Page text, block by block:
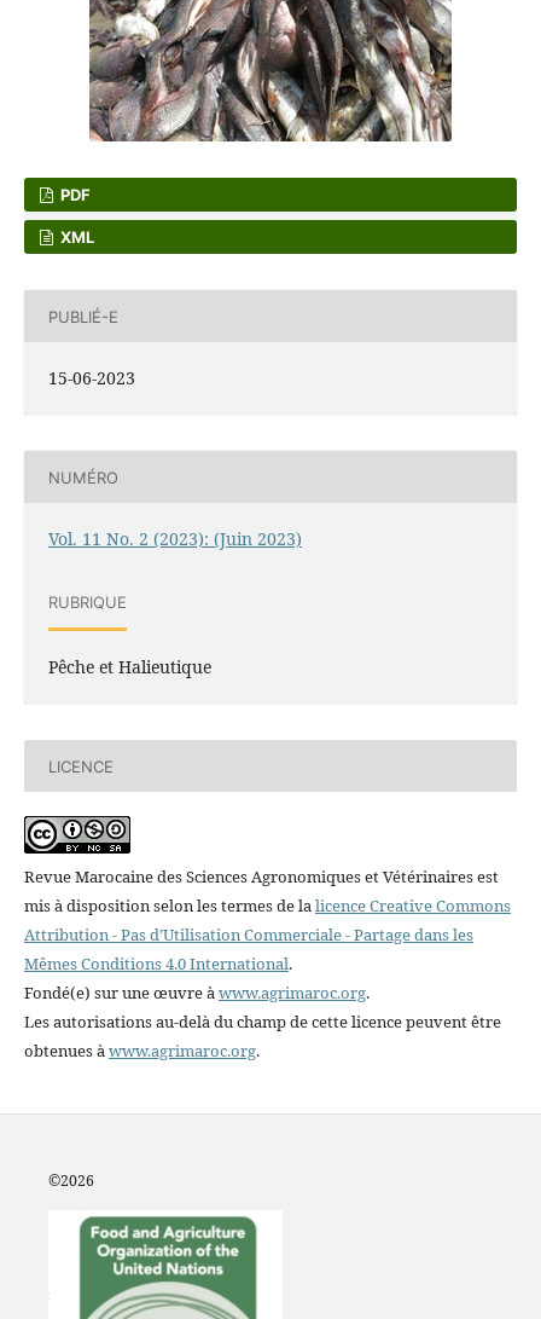
PDF
XML
PUBLIÉ-E
15-06-2023
NUMÉRO
Vol. 11 No. 2 (2023): (Juin 2023)
RUBRIQUE
Pêche et Halieutique
LICENCE
Revue Marocaine des Sciences Agronomiques et Vétérinaires est
mis à disposition selon les termes de lalicence Creative Commons
Attribution - Pas d’Utilisation Commerciale - Partage dans les
Mêmes Conditions 4.0 International.
Fondé(e) sur une œuvre àwww.agrimaroc.org.
Les autorisations au-delà du champ de cette licence peuvent être
obtenues àwww.agrimaroc.org.
©2026